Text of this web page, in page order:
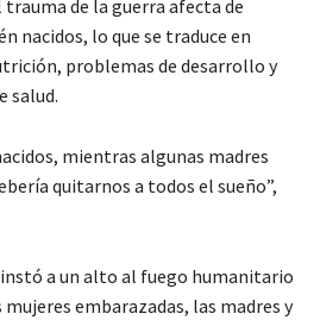
de la guerra afecta de
nacidos, lo que se traduce en
problemas de desarrollo y
salud.
mientras algunas madres
quitarnos a todos el sueño”,
instó a un alto al fuego humanitario
embarazadas, las madres y